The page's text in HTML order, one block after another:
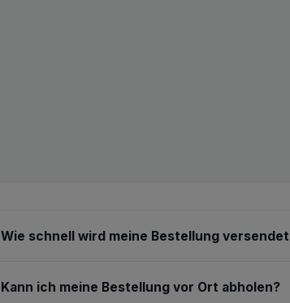
Wie schnell wird meine Bestellung
Kann ich meine Bestellung vor Ort abholen?